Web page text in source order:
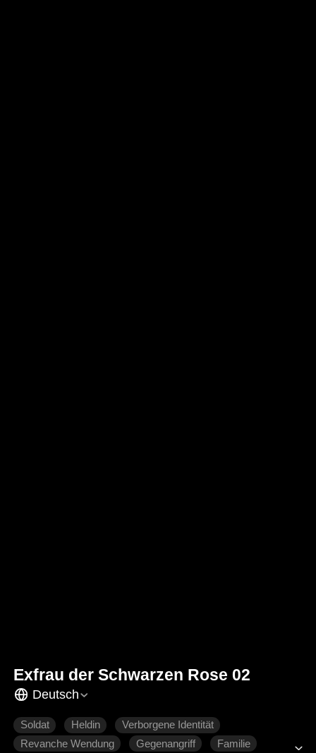
Exfrau der Schwarzen Rose 02
Deutsch
Soldat Heldin
Verborgene Identität
Revanche Wendung
Gegenangriff Familie